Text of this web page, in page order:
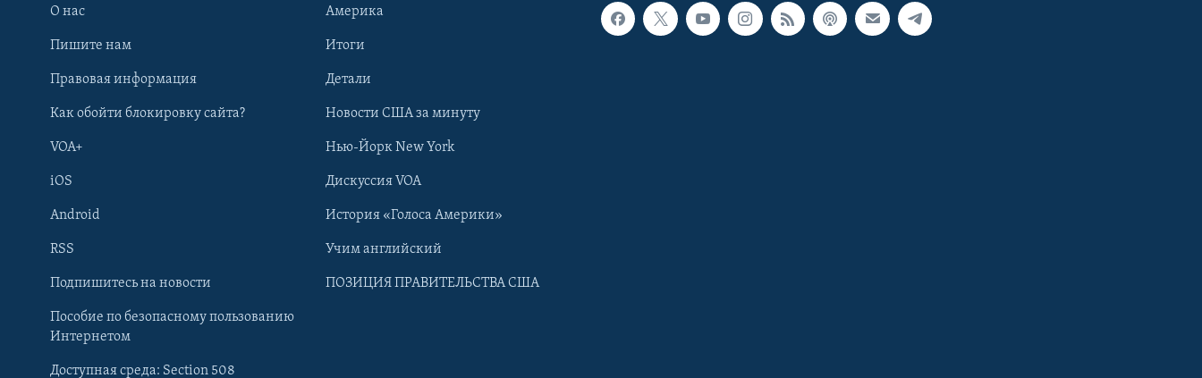
Learning English
О нас
Пишите нам
Правовая информация
Как обойти блокировку сайта?
VOA+
iOS
Android
RSS
Подпишитесь на новости
Пособие по безопасному пользованию
Интернетом
Доступная среда: Section 508
Америка
Итоги
Детали
Новости США за минуту
Нью-Йорк New York
Дискуссия VOA
История «Голоса Америки»
Учим английский
ПОЗИЦИЯ ПРАВИТЕЛЬСТВА США